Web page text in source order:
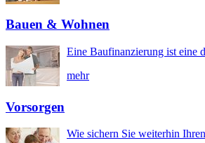
Bauen & Wohnen
Eine Baufinanzierung ist eine
mehr
Vorsorgen
Wie sichern Sie weiterhin